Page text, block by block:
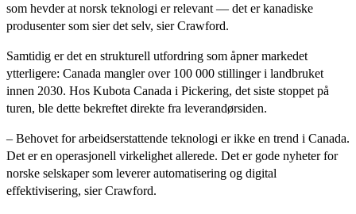
som hevder at norsk teknologi er relevant — det er kanadiske
produsenter som sier det selv, sier Crawford.
Samtidig er det en strukturell utfordring som åpner markedet
ytterligere: Canada mangler over 100 000 stillinger i landbruket
innen 2030. Hos Kubota Canada i Pickering, det siste stoppet på
turen, ble dette bekreftet direkte fra leverandørsiden.
– Behovet for arbeidserstattende teknologi er ikke en trend i Canada.
Det er en operasjonell virkelighet allerede. Det er gode nyheter for
norske selskaper som leverer automatisering og digital
effektivisering, sier Crawford.